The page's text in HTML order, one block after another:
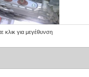
κλικ για μεγέθυνση